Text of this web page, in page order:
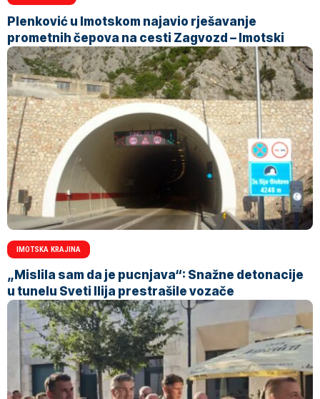
Plenković u Imotskom najavio rješavanje
prometnih čepova na cesti Zagvozd – Imotski
IMOTSKA KRAJINA
„Mislila sam da je pucnjava“: Snažne detonacije
u tunelu Sveti Ilija prestrašile vozače